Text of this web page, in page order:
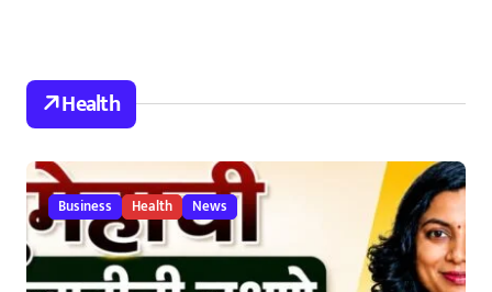
Health
Business Health News